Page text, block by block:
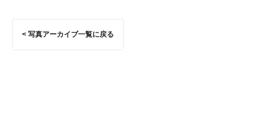
< 写真アーカイブ一覧に戻る